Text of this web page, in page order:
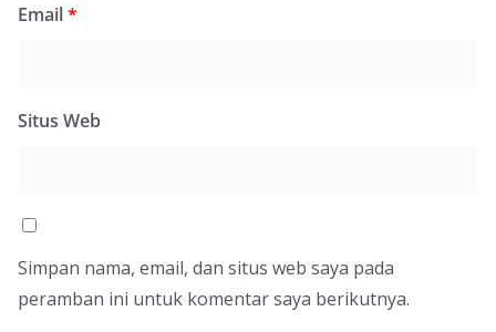
Email*
Situs Web
Simpan nama, email, dan situs web saya pada
peramban ini untuk komentar saya berikutnya.